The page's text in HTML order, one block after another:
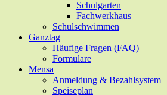
Schulgarten
Fachwerkhaus
Schulschwimmen
Ganztag
Häufige Fragen (FAQ)
Formulare
Mensa
Anmeldung & Bezahlsystem
Speiseplan